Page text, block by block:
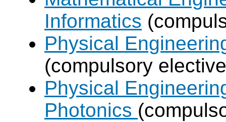
Informatics
Physical
(compulsory
Physical
Photonics